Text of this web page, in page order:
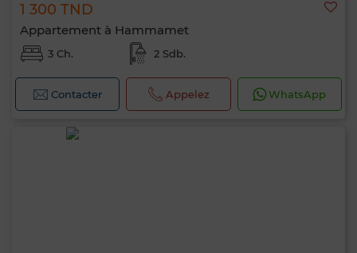
1 300 TND
Appartement à Hammamet
3 Ch. 2 Sdb.
Contacter Appelez WhatsApp